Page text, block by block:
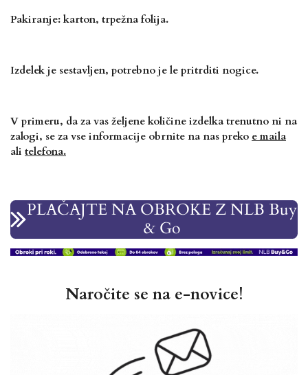
Pakiranje: karton, trpežna folija.
Izdelek je sestavljen, potrebno je le pritrditi nogice.
V primeru, da za vas željene količine izdelka trenutno ni na
zalogi, se za vse informacije obrnite na nas preko e maila
ali telefona.
PLAČAJTE NA OBROKE Z NLB Buy
& Go
Naročite se na e-novice!